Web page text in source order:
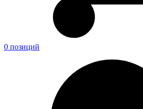
0 позиций